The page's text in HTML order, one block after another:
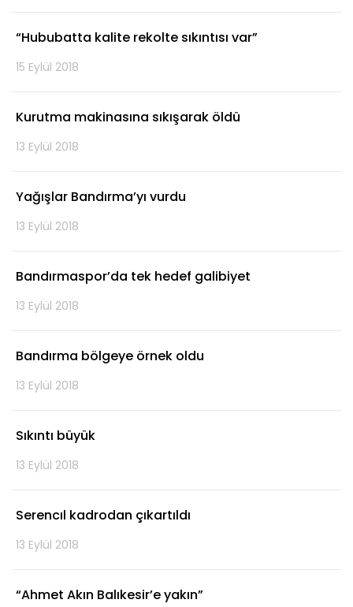
“Hububatta kalite rekolte sıkıntısı var”
15 Eylül 2018
Kurutma makinasına sıkışarak öldü
13 Eylül 2018
Yağışlar Bandırma’yı vurdu
13 Eylül 2018
Bandırmaspor’da tek hedef galibiyet
13 Eylül 2018
Bandırma bölgeye örnek oldu
13 Eylül 2018
Sıkıntı büyük
13 Eylül 2018
Serencıl kadrodan çıkartıldı
13 Eylül 2018
“Ahmet Akın Balıkesir’e yakın”